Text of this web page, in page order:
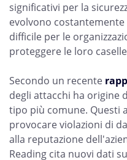
significativi per la
evolvono
difficile per le
proteggere le loro
Secondo un recente
degli attacchi ha origine
tipo più comune. Questi
provocare violazioni di
alla reputazione
Reading cita nuovi dati